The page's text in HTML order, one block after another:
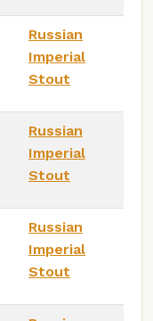
Russian
Imperial
Stout
Russian
Imperial
Stout
Russian
Imperial
Stout